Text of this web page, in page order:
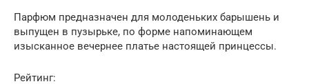
Парфюм предназначен для молоденьких барышень и
выпущен в пузырьке, по форме напоминающем
изысканное вечернее платье настоящей принцессы.
Рейтинг: